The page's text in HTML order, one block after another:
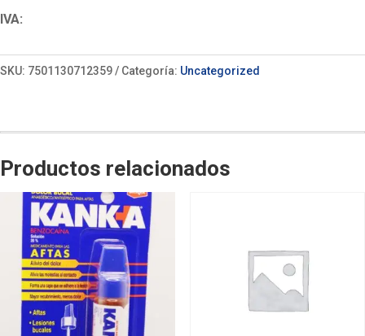
IVA:
SKU: 7501130712359 Categoría: Uncategorized
Productos relacionados